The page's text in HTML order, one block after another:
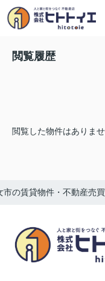
閲覧履歴
閲覧した物件はありませ
市の賃貸物件・不動産売